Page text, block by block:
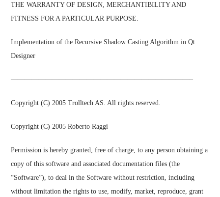
THE WARRANTY OF DESIGN, MERCHANTIBILITY AND
FITNESS FOR A PARTICULAR PURPOSE.
Implementation of the Recursive Shadow Casting Algorithm in Qt
Designer
——————————————————————————–
Copyright (C) 2005 Trolltech AS. All rights reserved.
Copyright (C) 2005 Roberto Raggi
Permission is hereby granted, free of charge, to any person obtaining a
copy of this software and associated documentation files (the
“Software”), to deal in the Software without restriction, including
without limitation the rights to use, modify, market, reproduce, grant